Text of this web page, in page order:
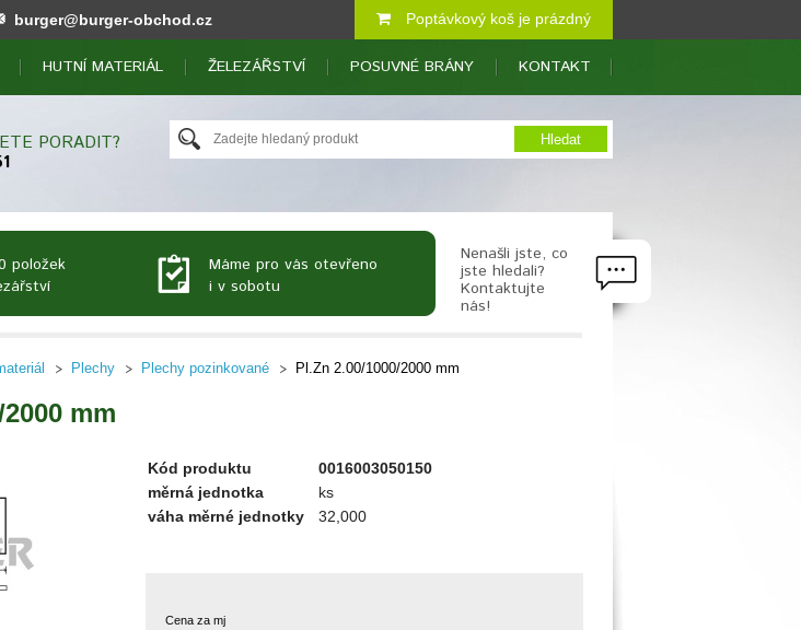
burger@burger-obchod.cz Poptávkový koš je prázdný
HUTNÍ MATERIÁL ŽELEZÁŘSTVÍ POSUVNÉ BRÁNY KONTAKT
PORADIT?
položek
Máme pro vás otevřeno
i v sobotu
Nenašli jste, co
jste hledali?
Kontaktujte
nás!
Plechy Plechy pozinkované Pl.Zn 2.00/1000/2000 mm
mm
Kód produktu
0016003050150
měrná jednotka
ks
váha měrné jednotky
32,000
Cena za mj